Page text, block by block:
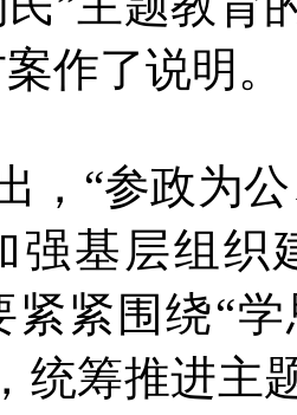
作了说明。
“参政为公
强基层组织
紧紧围绕“
统筹推进主